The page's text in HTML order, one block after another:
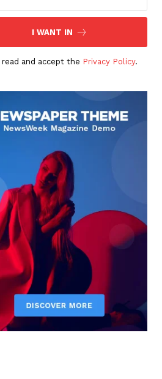
I WANT IN
read and accept the Privacy Policy.